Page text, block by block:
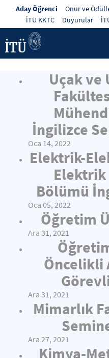
Aday Öğrenci Onur ve
İTÜ KKTC
Duyurular
Uçak ve
İngilizce
Oca 14, 2022
Elektrik-
Bölümü
Oca 05, 2022
Öğretim
Ara 31, 2021
Öncelikli
Ara 31, 2021
Mimarlık
Ara 27, 2021
Kimya-